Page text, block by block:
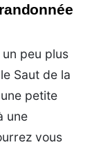
peu plus
Saut de la
petite
une
vous